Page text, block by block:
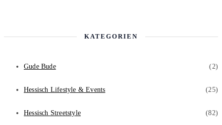
KATEGORIEN
Gude Bude (2)
Hessisch Lifestyle & Events (25)
Hessisch Streetstyle (82)